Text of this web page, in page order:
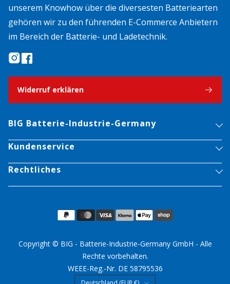
unserem Knowhow über die diversesten Batteriearten
gehören wir zu den führenden E-Commerce Anbietern
im Bereich der Batterie- und Ladetechnik.
Widerruf erklären
BIG Batterie-Industrie-Germany
Kundenservice
Rechtliches
Land/Region
Copyright © BIG - Batterie-Industrie-Germany GmbH - Alle
Rechte vorbehalten.
WEEE-Reg.-Nr. DE 58795536